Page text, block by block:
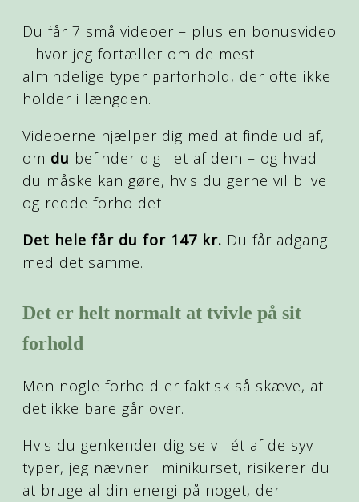
Du får 7 små videoer – plus en bonusvideo
– hvor jeg fortæller om de mest
almindelige typer parforhold, der ofte ikke
holder i længden.
Videoerne hjælper dig med at finde ud af,
om du befinder dig i et af dem – og hvad
du måske kan gøre, hvis du gerne vil blive
og redde forholdet.
Det hele får du for 147 kr. Du får adgang
med det samme.
Det er helt normalt at tvivle på sit
forhold
Men nogle forhold er faktisk så skæve, at
det ikke bare går over.
Hvis du genkender dig selv i ét af de syv
typer, jeg nævner i minikurset, risikerer du
at bruge al din energi på noget, der